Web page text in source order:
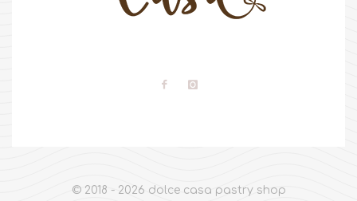
© 2018 - 2026 dolce casa pastry shop